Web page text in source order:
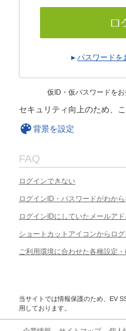
パスワードを
仮ID・仮パスワードを
セキュリティ向上のため、
背景を設定
FAQ
ログインできない
ログインID・パスワードがわか
ログインIDにしていたメールア
ショートカットアイコンからロ
ご利用環境に合わせた各種設定
当サイトでは情報保護のため、EV
用しております。